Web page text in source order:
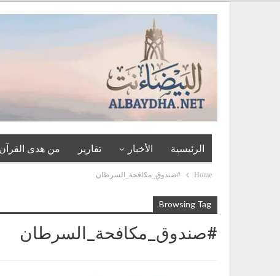
الرئيسية الأخبار تقارير من هدى القرآن
Home #صندوق_مكافحة_السرطان
Browsing Tag
#صندوق_مكافحة_السرطان